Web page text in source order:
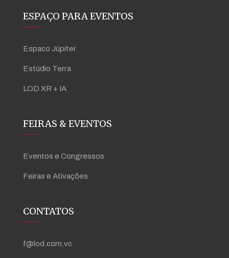
ESPAÇO PARA EVENTOS
Espaco Júpiter
Estúdio Terra
LOD XR + IA
FEIRAS & EVENTOS
Eventos e Congressos
Feiras e Ativações
CONTATOS
f@lod.com.vc